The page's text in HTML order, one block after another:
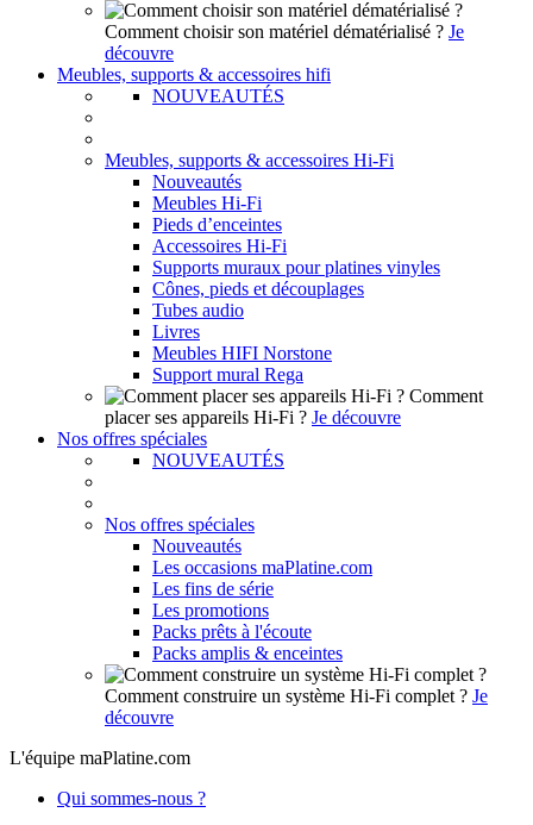
Comment choisir son matériel dématérialisé ? Je
découvre
Meubles, supports & accessoires hifi
NOUVEAUTÉS
Meubles, supports & accessoires Hi-Fi
Nouveautés
Meubles Hi-Fi
Pieds d’enceintes
Accessoires Hi-Fi
Supports muraux pour platines vinyles
Cônes, pieds et découplages
Tubes audio
Livres
Meubles HIFI Norstone
Support mural Rega
Comment
placer ses appareils Hi-Fi ? Je découvre
Nos offres spéciales
NOUVEAUTÉS
Nos offres spéciales
Nouveautés
Les occasions maPlatine.com
Les fins de série
Les promotions
Packs prêts à l'écoute
Packs amplis & enceintes
Comment construire un système Hi-Fi complet ? Je
découvre
L'équipe maPlatine.com
Qui sommes-nous ?